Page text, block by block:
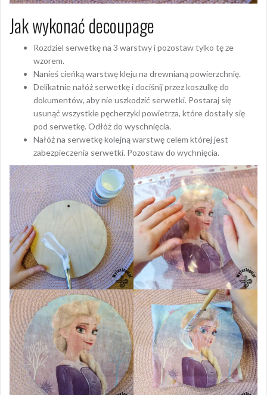
Jak wykonać decoupage
Rozdziel serwetkę na 3 warstwy i pozostaw tylko tę ze
wzorem.
Nanieś cieńką warstwę kleju na drewnianą powierzchnię.
Delikatnie nałóż serwetkę i dociśnij przez koszulkę do
dokumentów, aby nie uszkodzić serwetki. Postaraj się
usunąć wszystkie pęcherzyki powietrza, które dostały się
pod serwetkę. Odłóż do wyschnięcia.
Nałóż na serwetkę kolejną warstwę celem której jest
zabezpieczenia serwetki. Pozostaw do wychnięcia.